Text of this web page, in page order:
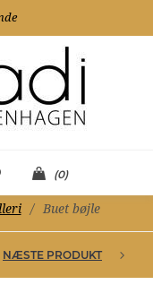
(0)
/ Buet bøjle
NÆSTE PRODUKT